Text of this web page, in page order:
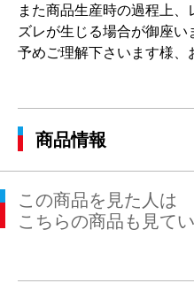
また商品生産時の過程上
ズレが生じる場合が御座い
予めご理解下さいます様、
商品情報
この商品を見た人は
こちらの商品も見て